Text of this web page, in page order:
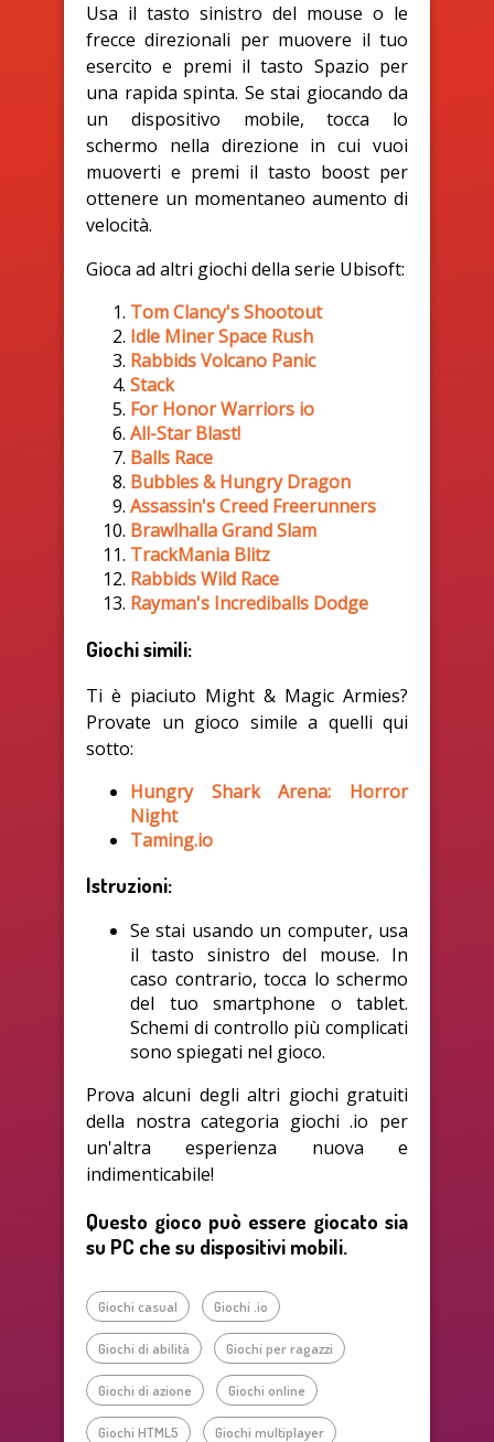
Usa il tasto sinistro del mouse o le
frecce direzionali per muovere il tuo
esercito e premi il tasto Spazio per
una rapida spinta. Se stai giocando da
un dispositivo mobile, tocca lo
schermo nella direzione in cui vuoi
muoverti e premi il tasto boost per
ottenere un momentaneo aumento di
velocità.
Gioca ad altri giochi della serie Ubisoft:
Tom Clancy's Shootout
Idle Miner Space Rush
Rabbids Volcano Panic
Stack
For Honor Warriors io
All-Star Blast!
Balls Race
Bubbles & Hungry Dragon
Assassin's Creed Freerunners
Brawlhalla Grand Slam
TrackMania Blitz
Rabbids Wild Race
Rayman's Incrediballs Dodge
Giochi simili:
Ti è piaciuto Might & Magic Armies?
Provate un gioco simile a quelli qui
sotto:
Hungry Shark Arena: Horror
Night
Taming.io
Istruzioni:
Se stai usando un computer, usa
il tasto sinistro del mouse. In
caso contrario, tocca lo schermo
del tuo smartphone o tablet.
Schemi di controllo più complicati
sono spiegati nel gioco.
Prova alcuni degli altri giochi gratuiti
della nostra categoria giochi .io per
un'altra esperienza nuova e
indimenticabile!
Questo gioco può essere giocato sia
su PC che su dispositivi mobili.
Giochi casual Giochi .io
Giochi di abilità Giochi per ragazzi
Giochi di azione Giochi online
Giochi HTML5 Giochi multiplayer